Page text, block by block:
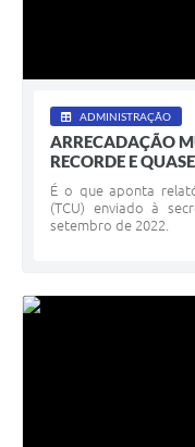
ADMINISTRAÇÃO
ARRECADAÇÃO
RECORDE E
É o que aponta
(TCU) enviado à
setembro de 2022.